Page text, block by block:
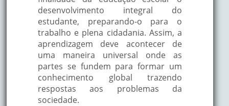
desenvolvimento integral do
estudante, preparando-o para o
trabalho e plena cidadania. Assim, a
aprendizagem deve acontecer de
uma maneira universal onde as
partes se fundem para formar um
conhecimento global trazendo
respostas aos problemas da
sociedade.